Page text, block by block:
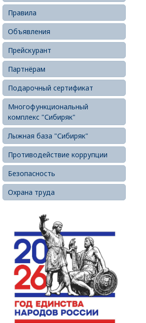
Правила
Объявления
Прейскурант
Партнёрам
Подарочный сертификат
Многофункциональный
комплекс "Сибиряк"
Лыжная база "Сибиряк"
Противодействие коррупции
Безопасность
Охрана труда